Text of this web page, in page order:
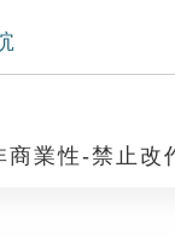
業性-禁止改